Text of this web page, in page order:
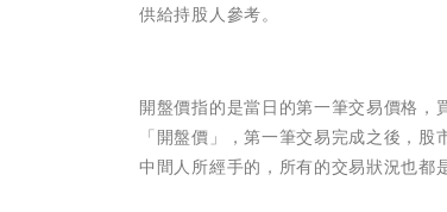
供給持股人參考。
開盤價指的是當日的第一筆交易價格
「開盤價」，第一筆交易完成之後，
中間人所經手的，所有的交易狀況也都